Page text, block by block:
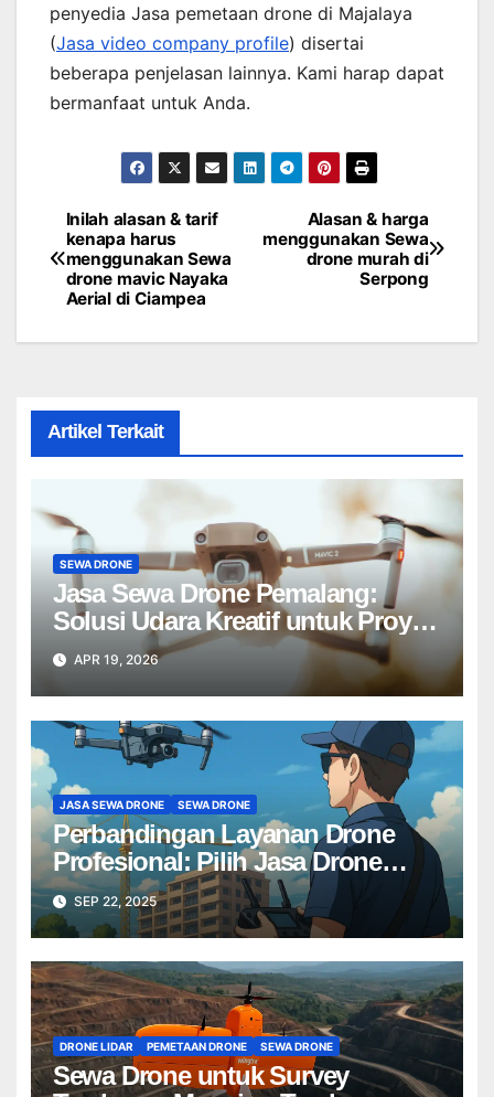
penyedia Jasa pemetaan drone di Majalaya
(Jasa video company profile) disertai
beberapa penjelasan lainnya. Kami harap dapat
bermanfaat untuk Anda.
Post
navigation
Alasan & harga
menggunakan Sewa
drone murah di
Serpong
Inilah alasan & tarif
kenapa harus
menggunakan Sewa
drone mavic Nayaka
Aerial di Ciampea
Artikel Terkait
SEWA DRONE
Jasa Sewa Drone Pemalang:
Solusi Udara Kreatif untuk Proyek
Anda Tanpa Batas】
APR 19, 2026
JASA SEWA DRONE SEWA DRONE
Perbandingan Layanan Drone
Profesional: Pilih Jasa Drone
Terbaik untuk Proyek Anda
SEP 22, 2025
DRONE LIDAR PEMETAAN DRONE SEWA DRONE
Sewa Drone untuk Survey